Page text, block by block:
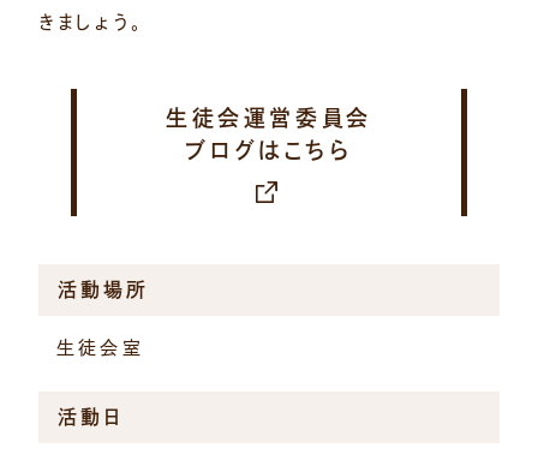
きましょう。
生徒会運営委員会
ブログはこちら
活動場所
生徒会室
活動日